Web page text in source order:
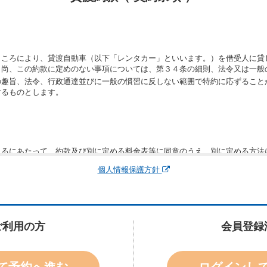
ろにより、貸渡自動車（以下「レンタカー」といいます。）を借受人に
、この約款に定めのない事項については、第３４条の細則、法令又は一
旨、法令、行政通達並びに一般の慣習に反しない範囲で特約に応ずるこ
ものとします。
にあたって、約款及び別に定める料金表等に同意のうえ、別に定める方
ます。なお、当社は、電話連絡並びに電子メールによる予約に応じます
める場合を除き、別に定める予約申込金を支払うものとします。
件を変更しようとするときは、あらかじめ当社の承諾を受けなければな
個人情報保護方針
用の方 会員登